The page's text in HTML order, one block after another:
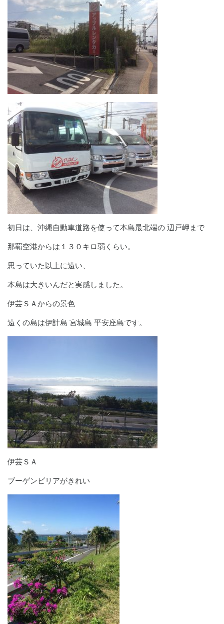
初日は、沖縄自動車道路を使って本島最北端の 辺戸岬まで
那覇空港からは１３０キロ弱くらい。
思っていた以上に遠い、
本島は大きいんだと実感しました。
伊芸ＳＡからの景色
遠くの島は伊計島 宮城島 平安座島です。
伊芸ＳＡ
ブーゲンビリアがきれい